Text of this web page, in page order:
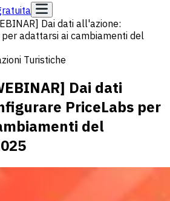
Dai dati all'azione:
adattarsi ai cambiamenti del
Turistiche
Dai dati
PriceLabs per
del